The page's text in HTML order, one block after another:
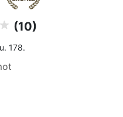
(10)
178.